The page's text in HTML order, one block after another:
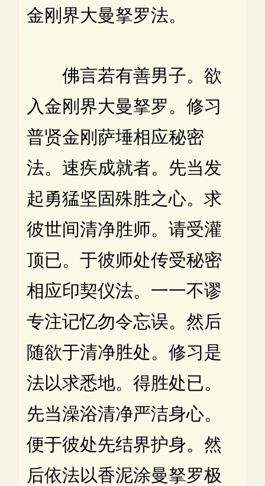
金刚界大曼拏罗法。
佛言若有善男子。欲
入金刚界大曼拏罗。修习
普贤金刚萨埵相应秘密
法。速疾成就者。先当发
起勇猛坚固殊胜之心。求
彼世间清净胜师。请受灌
顶已。于彼师处传受秘密
相应印契仪法。一一不谬
专注记忆勿令忘误。然后
随欲于清净胜处。修习是
法以求悉地。得胜处已。
先当澡浴清净严洁身心。
便于彼处先结界护身。然
后依法以香泥涂曼拏罗极